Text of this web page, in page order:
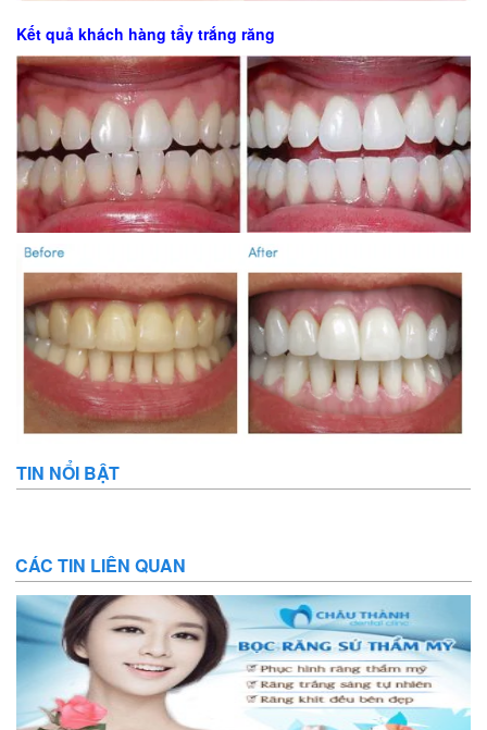
Kết quả khách hàng tẩy trắng răng
TIN NỔI BẬT
CÁC TIN LIÊN QUAN